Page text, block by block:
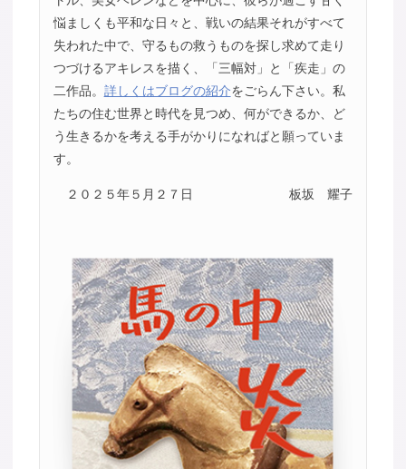
悩ましくも平和な日々と、戦いの結果それがすべて
失われた中で、守るもの救うものを探し求めて走り
つづけるアキレスを描く、「三幅対」と「疾走」の
二作品。 詳しくはブログの紹介をごらん下さい。私
たちの住む世界と時代を見つめ、何ができるか、ど
う生きるかを考える手がかりになればと願っていま
す。
２０２５年５月２７日 板坂 耀子